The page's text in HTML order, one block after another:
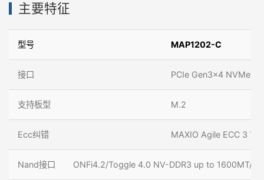
主要特征
型号 MAP1202-C
接口 PCIe Gen3x4 NVMe1.4
支持板型 M.2
Ecc纠错 MAXIO Agile ECC 3
Nand接口 ONFi4.2/Toggle 4.0 NV-DDR3 up to 1600MT/s